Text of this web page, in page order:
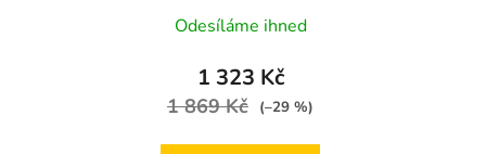
87710
Odesíláme ihned
1 323 Kč
1 869 Kč (–29 %)